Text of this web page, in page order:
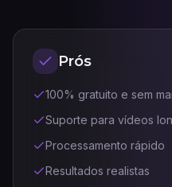
Prós
100% gratuito e sem
Suporte para vídeos
Processamento rápido
Resultados realistas